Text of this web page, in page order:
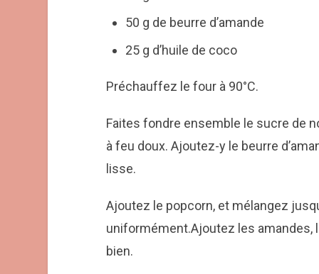
50 g de beurre d’amande
25 g d’huile de coco
Préchauffez le four à 90°C.
Faites fondre ensemble le sucre de
à feu doux. Ajoutez-y le beurre
lisse.
Ajoutez le popcorn, et mélangez
uniformément.Ajoutez les amandes,
bien.